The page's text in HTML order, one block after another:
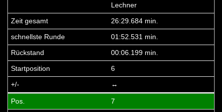
Lechner
26:29.684 min.
01:52.531 min.
00:06.199 min.
6
↔
7